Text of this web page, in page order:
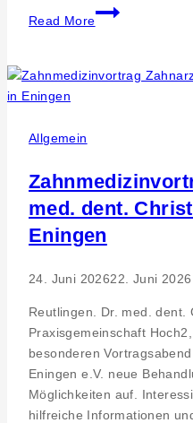
Read More
Wechsel
bei
vhs
und
Besucher
Allgemein
med. dent.
Eningen
24. Juni 202622. Juni 2026
Reutlingen. Dr. med. dent.
Praxisgemeinschaft
besonderen
Eningen e.V. neue
Möglichkeiten auf.
hilfreiche Informationen